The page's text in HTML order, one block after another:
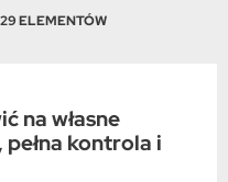
ELEMENTÓW
na własne
kontrola i